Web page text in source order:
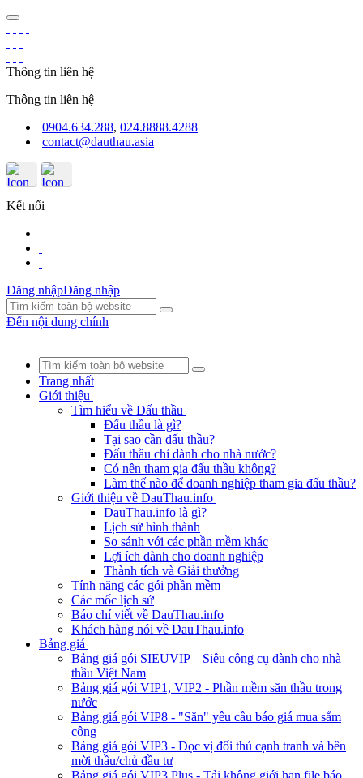
Thông tin liên hệ
Thông tin liên hệ
0904.634.288, 024.8888.4288
contact@dauthau.asia
Kết nối
Đăng nhậpĐăng nhập
Đến nội dung chính
Trang nhất
Giới thiệu
Tìm hiểu về Đấu thầu
Đấu thầu là gì?
Tại sao cần đấu thầu?
Đấu thầu chỉ dành cho nhà nước?
Có nên tham gia đấu thầu không?
Làm thế nào để doanh nghiệp tham gia đấu thầu?
Giới thiệu về DauThau.info
DauThau.info là gì?
Lịch sử hình thành
So sánh với các phần mềm khác
Lợi ích dành cho doanh nghiệp
Thành tích và Giải thưởng
Tính năng các gói phần mềm
Các mốc lịch sử
Báo chí viết về DauThau.info
Khách hàng nói về DauThau.info
Bảng giá
Bảng giá gói SIEUVIP – Siêu công cụ dành cho nhà
thầu Việt Nam
Bảng giá gói VIP1, VIP2 - Phần mềm săn thầu trong
nước
Bảng giá gói VIP8 - "Săn" yêu cầu báo giá mua sắm
công
Bảng giá gói VIP3 - Đọc vị đối thủ cạnh tranh và bên
mời thầu/chủ đầu tư
Bảng giá gói VIP3 Plus - Tải không giới hạn file báo